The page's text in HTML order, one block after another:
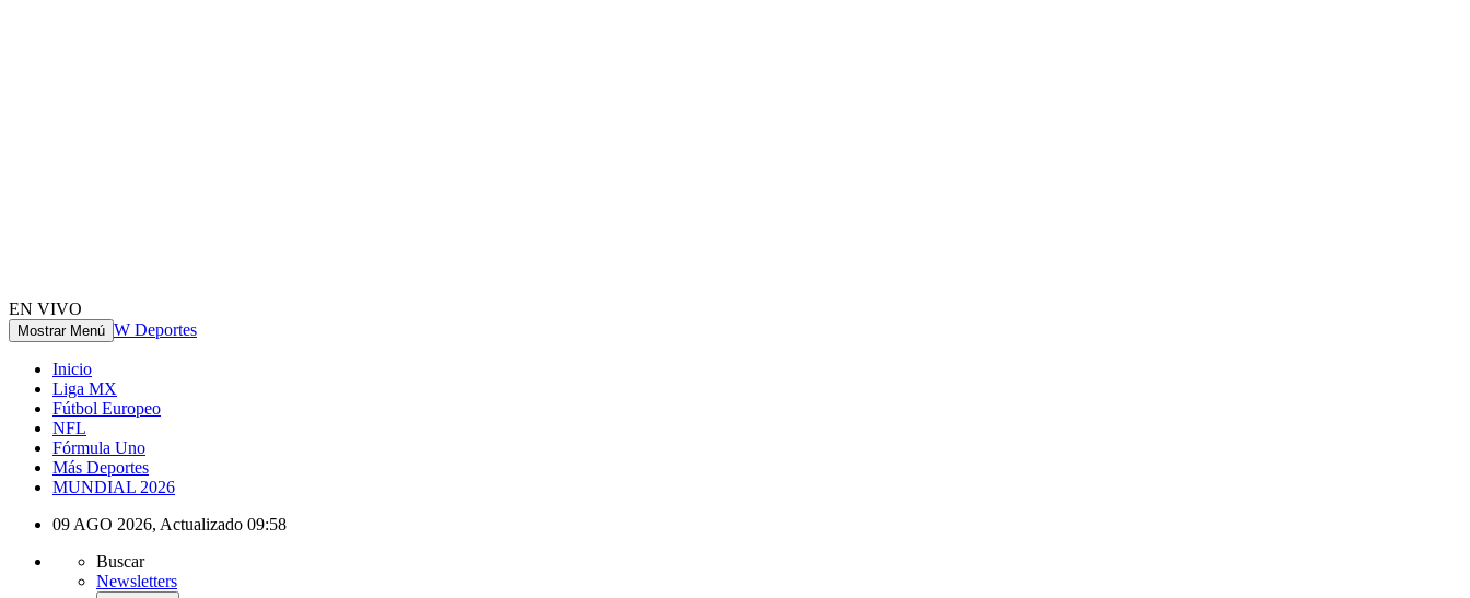
EN VIVO
Mostrar Menú W Deportes
Inicio
Liga MX
Fútbol Europeo
NFL
Fórmula Uno
Más Deportes
MUNDIAL 2026
09 AGO 2026, Actualizado 09:58
Buscar
Newsletters